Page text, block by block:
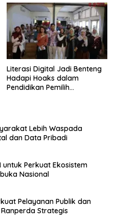
dan Pemula
Literasi Digital Jadi Benteng
Hadapi Hoaks dalam
Pendidikan Pemilih
Lebih Waspada
dan Data Pribadi
untuk Perkuat Ekosistem
Nasional
Pelayanan Publik dan
Strategis